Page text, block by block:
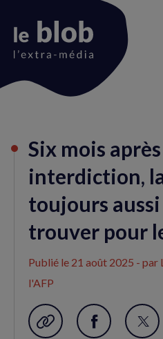
du
Six mois
interdiction,
toujours
trouver pour
Publié le 21 août 2025 - par
l'AFP
Garder en favori
Partager